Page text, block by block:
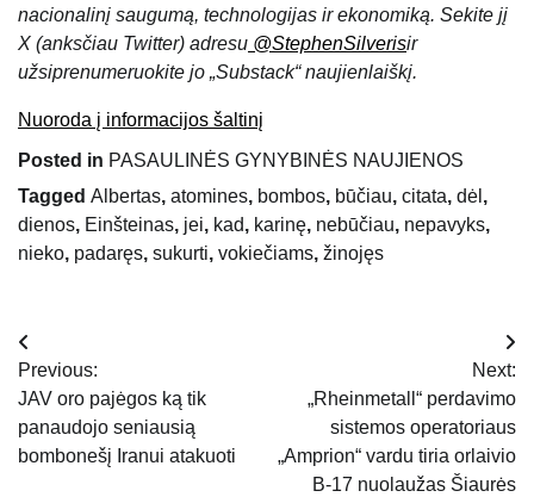
nacionalinį saugumą, technologijas ir ekonomiką. Sekite jį
X (anksčiau Twitter) adresu @StephenSilverisir
užsiprenumeruokite jo „Substack“ naujienlaiškį.
Nuoroda į informacijos šaltinį
Posted in PASAULINĖS GYNYBINĖS NAUJIENOS
Tagged Albertas, atomines, bombos, būčiau, citata, dėl ,
dienos, Einšteinas, jei, kad, karinę, nebūčiau, nepavyks,
nieko, padaręs, sukurti, vokiečiams, žinojęs
Navigacija
tarp
įrašų
Previous:
JAV oro pajėgos ką tik
panaudojo seniausią
bombonešį Iranui atakuoti
Next:
„Rheinmetall“ perdavimo
sistemos operatoriaus
„Amprion“ vardu tiria orlaivio
B-17 nuolaužas Šiaurės